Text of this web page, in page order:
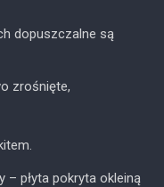
dopuszczalne są
zrośnięte,
– płyta pokryta okleiną